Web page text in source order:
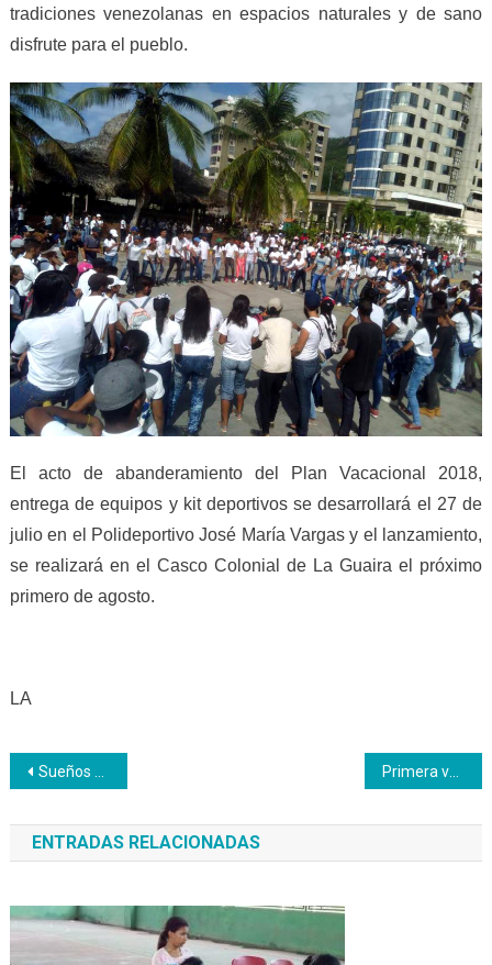
tradiciones venezolanas en espacios naturales y de sano
disfrute para el pueblo.
El acto de abanderamiento del Plan Vacacional 2018,
entrega de equipos y kit deportivos se desarrollará el 27 de
julio en el Polideportivo José María Vargas y el lanzamiento,
se realizará en el Casco Colonial de La Guaira el próximo
primero de agosto.
LA
Navegación
de
entradas
Sueños de Juventud 01 Primera vez en la historia que el Inces certifica a cultores artísticos populares
ENTRADAS RELACIONADAS